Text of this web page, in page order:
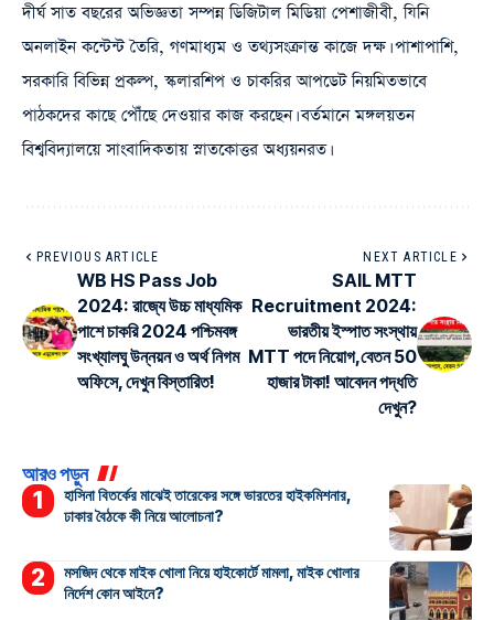
দীর্ঘ সাত বছরের অভিজ্ঞতা সম্পন্ন ডিজিটাল মিডিয়া পেশাজীবী, যিনি
অনলাইন কন্টেন্ট তৈরি, গণমাধ্যম ও তথ্যসংক্রান্ত কাজে দক্ষ। পাশাপাশি,
সরকারি বিভিন্ন প্রকল্প, স্কলারশিপ ও চাকরির আপডেট নিয়মিতভাবে
পাঠকদের কাছে পৌঁছে দেওয়ার কাজ করছেন। বর্তমানে মঙ্গলয়তন
বিশ্ববিদ্যালয়ে সাংবাদিকতায় স্নাতকোত্তর অধ্যয়নরত।
PREVIOUS ARTICLE
WB HS Pass Job
2024: রাজ্যে উচ্চ মাধ্যমিক
পাশে চাকরি 2024 পশ্চিমবঙ্গ
সংখ্যালঘু উন্নয়ন ও অর্থ নিগম
অফিসে, দেখুন বিস্তারিত!
NEXT ARTICLE
SAIL MTT
Recruitment 2024:
ভারতীয় ইস্পাত সংস্থায়
MTT পদে নিয়োগ,বেতন 50
হাজার টাকা! আবেদন পদ্ধতি
দেখুন?
আরও পড়ুন
হাসিনা বিতর্কের মাঝেই তারেকের সঙ্গে ভারতের হাইকমিশনার,
ঢাকার বৈঠকে কী নিয়ে আলোচনা?
মসজিদ থেকে মাইক খোলা নিয়ে হাইকোর্টে মামলা, মাইক খোলার
নির্দেশ কোন আইনে?